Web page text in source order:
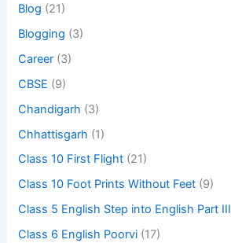
Blog (21)
Blogging (3)
Career (3)
CBSE (9)
Chandigarh (3)
Chhattisgarh (1)
Class 10 First Flight (21)
Class 10 Foot Prints Without Feet (9)
Class 5 English Step into English Part III
Class 6 English Poorvi (17)